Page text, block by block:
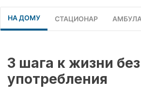
НА ДОМУ СТАЦИОНАР
3 шага к жизни без
употребления